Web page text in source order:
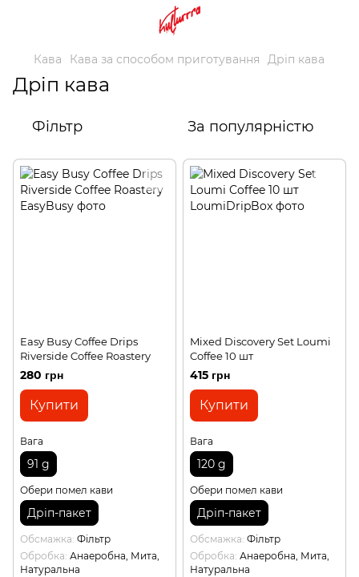
Кава Кава за способом приготування Дріп кава
Дріп кава
Фільтр За популярністю
Easy Busy Coffee Drips
Riverside Coffee Roastery
280 грн
Купити
Вага
91 g
Обери помел кави
Дріп-пакет
Обсмажка Фільтр
Обробка Анаеробна, Мита,
Натуральна
Mixed Discovery Set Loumi
Coffee 10 шт
415 грн
Купити
Вага
120 g
Обери помел кави
Дріп-пакет
Обсмажка Фільтр
Обробка Анаеробна, Мита,
Натуральна